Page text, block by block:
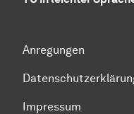
Anregungen
Impressum